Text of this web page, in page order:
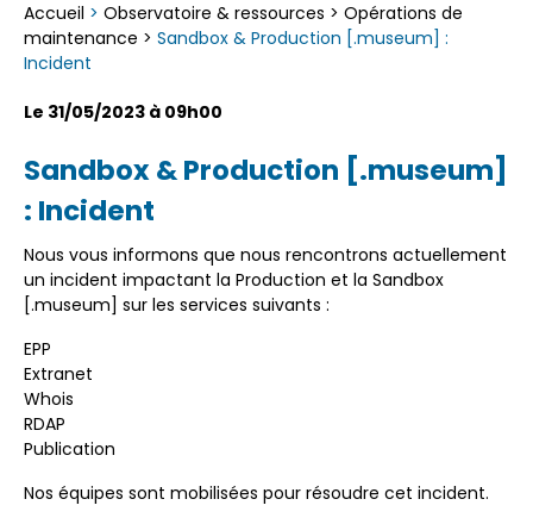
Accueil > Observatoire & ressources > Opérations de
maintenance > Sandbox & Production [.museum] :
Incident
Le 31/05/2023 à 09h00
Sandbox & Production [.museum]
: Incident
Nous vous informons que nous rencontrons actuellement
un incident impactant la Production et la Sandbox
[.museum] sur les services suivants :
EPP
Extranet
Whois
RDAP
Publication
Nos équipes sont mobilisées pour résoudre cet incident.